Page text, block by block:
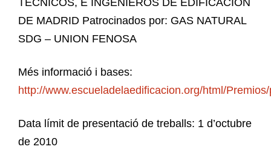
DE MADRID Patrocinados por: GAS NATURAL
SDG – UNION FENOSA
Més informació i bases:
http://www.escueladelaedificacion.org/html/
Data límit de presentació de treballs: 1 d’octubre
de 2010